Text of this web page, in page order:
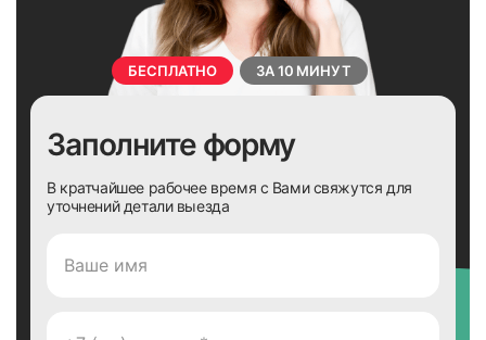
47 48
БЕСПЛАТНО ЗА 10 МИНУТ
Заполните форму
В кратчайшее рабочее время с Вами свяжутся для
уточнений детали выезда